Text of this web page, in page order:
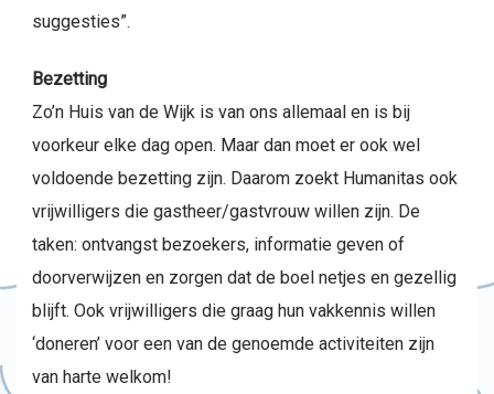
suggesties”.
Bezetting
Zo’n Huis van de Wijk is van ons allemaal en is bij
voorkeur elke dag open. Maar dan moet er ook wel
voldoende bezetting zijn. Daarom zoekt Humanitas ook
vrijwilligers die gastheer/gastvrouw willen zijn. De
taken: ontvangst bezoekers, informatie geven of
doorverwijzen en zorgen dat de boel netjes en gezellig
blijft. Ook vrijwilligers die graag hun vakkennis willen
‘doneren’ voor een van de genoemde activiteiten zijn
van harte welkom!